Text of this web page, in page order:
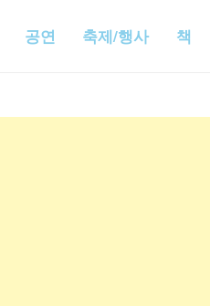
공연 축제/행사 책